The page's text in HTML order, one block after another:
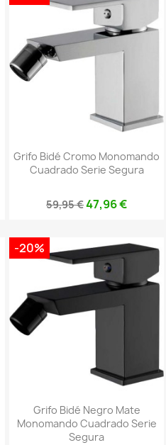
Grifo Bidé Cromo Monomando
Cuadrado Serie Segura
59,95 €47,96 €
Grifo Bidé Negro Mate
Monomando Cuadrado Serie
Segura
-20%